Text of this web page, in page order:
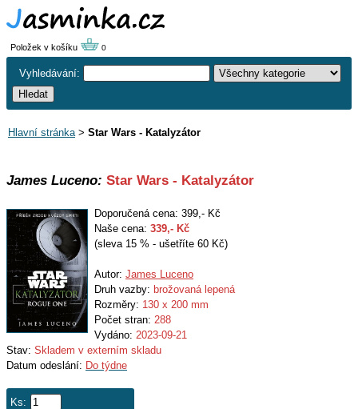
Položek v košíku 0
Vyhledávání:
Hlavní stránka> Star Wars - Katalyzátor
James Luceno: Star Wars - Katalyzátor
Doporučená cena: 399,- Kč
Naše cena: 339,- Kč
(sleva 15 % - ušetříte 60 Kč)
Autor: James Luceno
Druh vazby: brožovaná lepená
Rozměry: 130 x 200 mm
Počet stran: 288
Vydáno: 2023-09-21
Stav: Skladem v externím skladu
Datum odeslání: Do týdne
Ks: